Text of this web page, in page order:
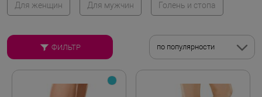
Для женщин Для мужчин Голень и стопа
ФИЛЬТР по популярности